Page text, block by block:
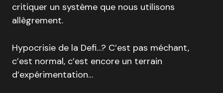
critiquer un système que nous utilisons
allègrement.
Hypocrisie de la Defi…? C’est pas méchant,
c’est normal, c’est encore un terrain
d’expérimentation…